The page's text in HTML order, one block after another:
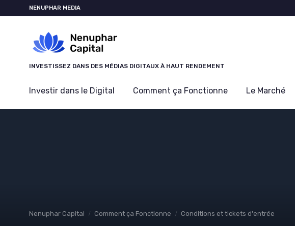
NENUPHAR MEDIA
INVESTISSEZ DANS DES MÉDIAS DIGITAUX À HAUT RENDEMENT
Investir dans le Digital Comment ça Fonctionne Le Marché
Nenuphar Capital Comment ça Fonctionne Conditions et tickets d'entrée
Panneau de gestion des cookies